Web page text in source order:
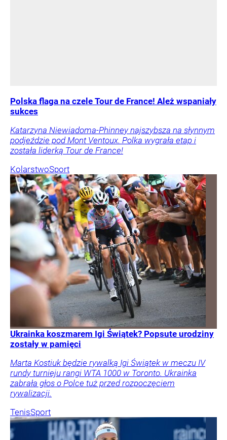
Polska flaga na czele Tour de France! Ależ wspaniały
sukces
Katarzyna Niewiadoma-Phinney najszybsza na słynnym
podjeździe pod Mont Ventoux. Polka wygrała etap i
została liderką Tour de France!
KolarstwoSport
Ukrainka koszmarem Igi Świątek? Popsute urodziny
zostały w pamięci
Marta Kostiuk będzie rywalką Igi Świątek w meczu IV
rundy turnieju rangi WTA 1000 w Toronto. Ukrainka
zabrała głos o Polce tuż przed rozpoczęciem
rywalizacji.
TenisSport